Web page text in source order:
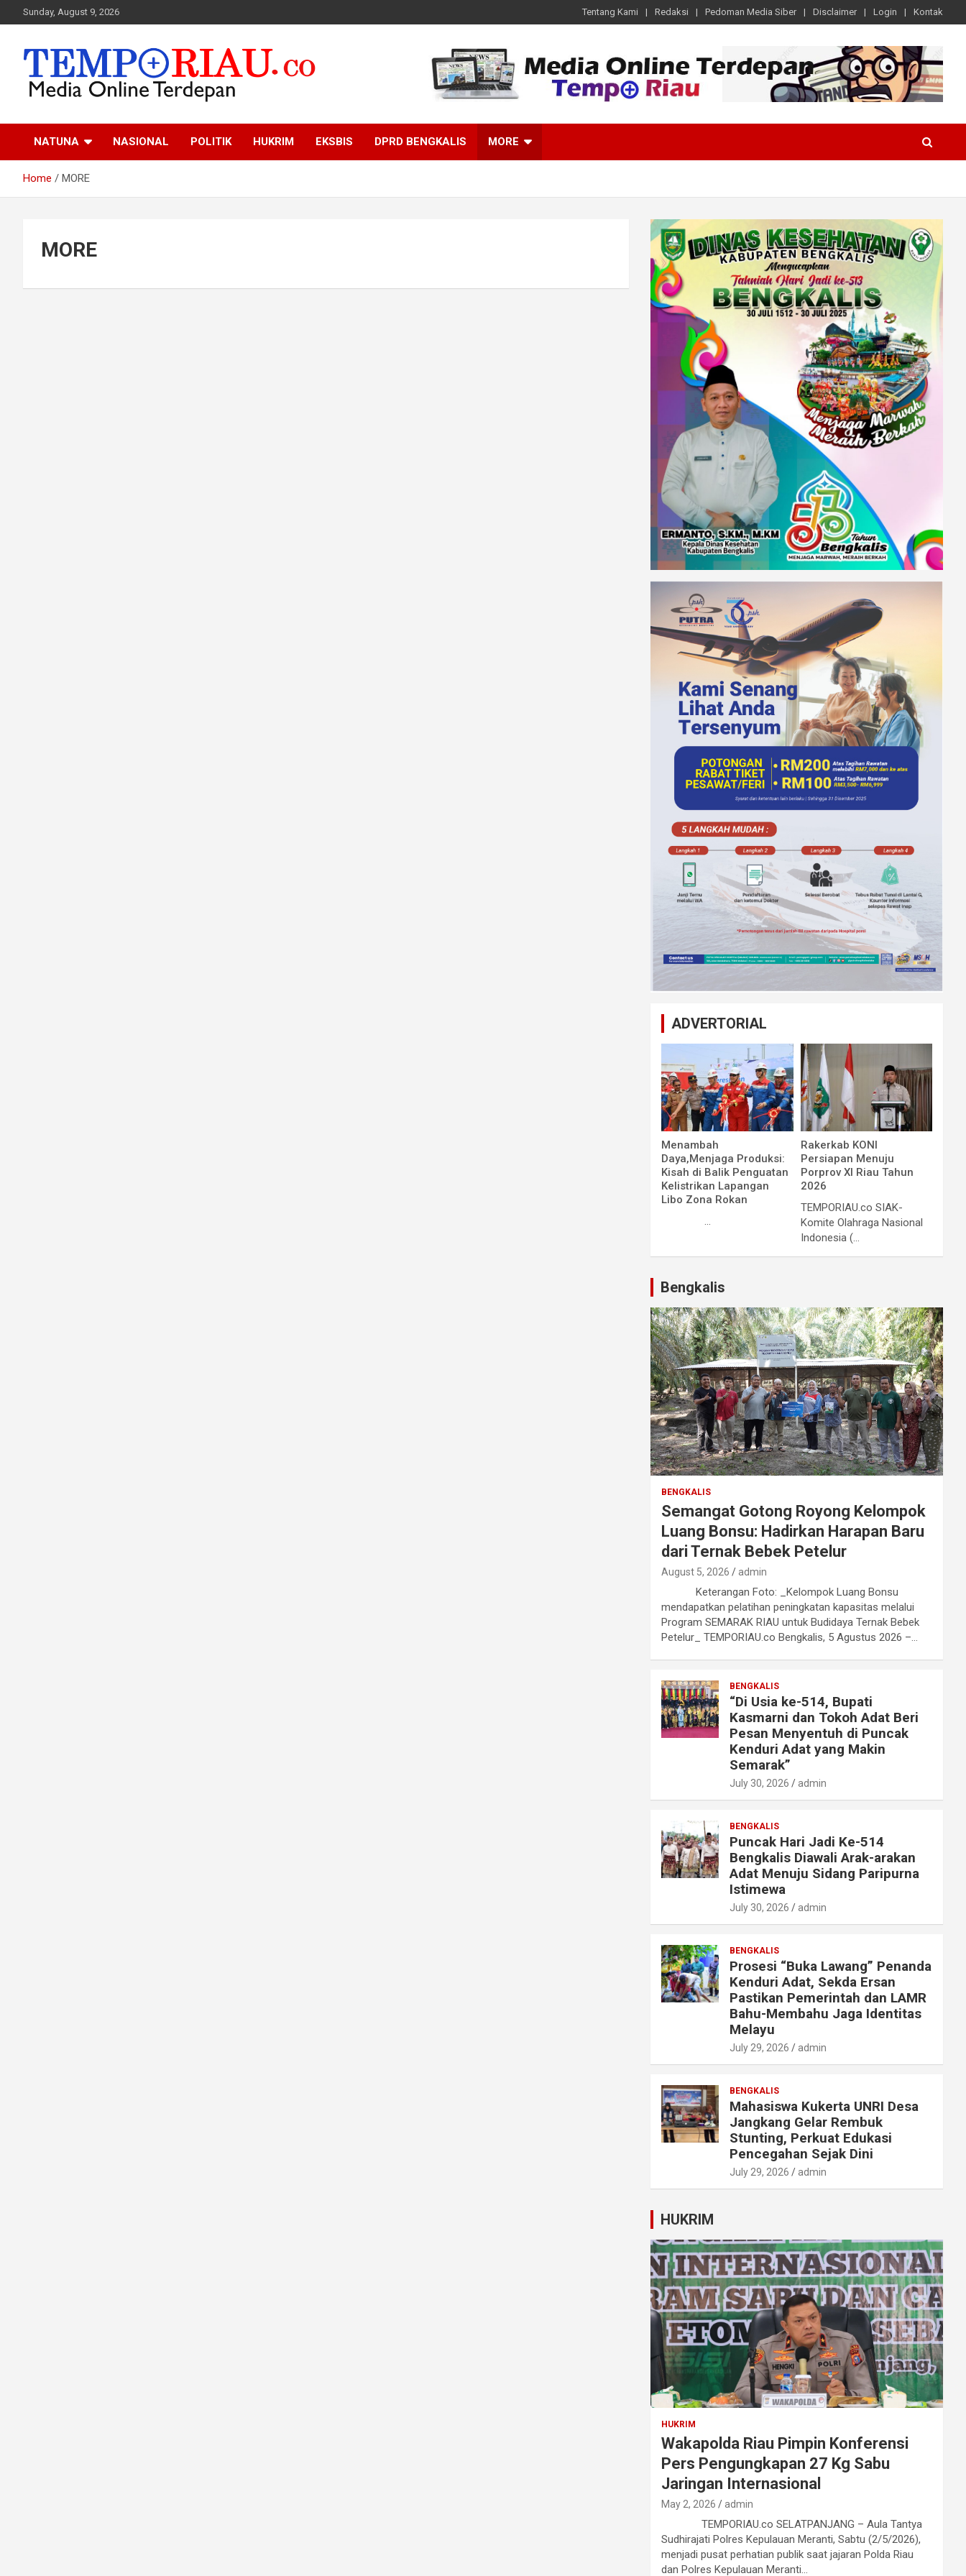
to
Sunday, August 9, 2026 Tentang Kami Redaksi Pedoman Media Siber Disclaimer Login Kontak
Tempo Riau
NATUNA NASIONAL POLITIK HUKRIM EKSBIS DPRD BENGKALIS MORE
Home MORE
MORE
ADVERTORIAL
Menambah
Daya,Menjaga Produksi:
Kisah di Balik Penguatan
Kelistrikan Lapangan
Libo Zona Rokan
...
Rakerkab KONI
Persiapan Menuju
Porprov XI Riau Tahun
2026
TEMPORIAU.co SIAK-
Komite Olahraga Nasional
Indonesia (...
Bengkalis
BENGKALIS
Semangat Gotong Royong Kelompok
Luang Bonsu: Hadirkan Harapan Baru
dari Ternak Bebek Petelur
August 5, 2026 admin
Keterangan Foto: _Kelompok Luang Bonsu
mendapatkan pelatihan peningkatan kapasitas melalui
Program SEMARAK RIAU untuk Budidaya Ternak Bebek
Petelur_ TEMPORIAU.co Bengkalis, 5 Agustus 2026 –…
BENGKALIS
“Di Usia ke-514, Bupati
Kasmarni dan Tokoh Adat Beri
Pesan Menyentuh di Puncak
Kenduri Adat yang Makin
Semarak”
July 30, 2026 admin
BENGKALIS
Puncak Hari Jadi Ke-514
Bengkalis Diawali Arak-arakan
Adat Menuju Sidang Paripurna
Istimewa
July 30, 2026 admin
BENGKALIS
Prosesi “Buka Lawang” Penanda
Kenduri Adat, Sekda Ersan
Pastikan Pemerintah dan LAMR
Bahu-Membahu Jaga Identitas
Melayu
July 29, 2026 admin
BENGKALIS
Mahasiswa Kukerta UNRI Desa
Jangkang Gelar Rembuk
Stunting, Perkuat Edukasi
Pencegahan Sejak Dini
July 29, 2026 admin
HUKRIM
HUKRIM
Wakapolda Riau Pimpin Konferensi
Pers Pengungkapan 27 Kg Sabu
Jaringan Internasional
May 2, 2026 admin
TEMPORIAU.co SELATPANJANG – Aula Tantya
Sudhirajati Polres Kepulauan Meranti, Sabtu (2/5/2026),
menjadi pusat perhatian publik saat jajaran Polda Riau
dan Polres Kepulauan Meranti…